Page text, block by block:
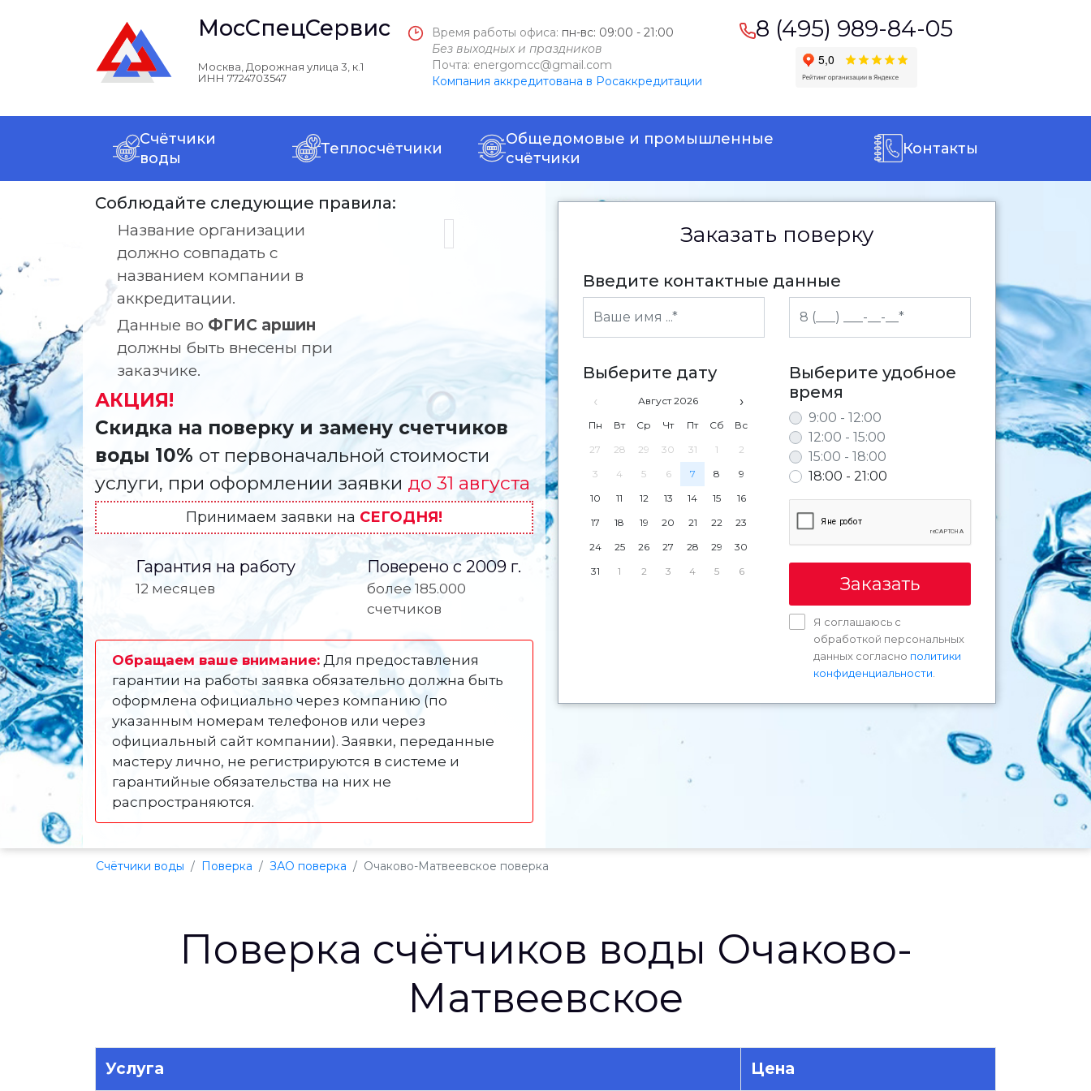
МосСпецСервис
Москва, Дорожная улица 3, к.1
ИНН 7724703547
Время работы офиса: пн-вс: 09:00 - 21:00
Без выходных и праздников
Почта: energomcc@gmail.com
Компания аккредитована в Росаккредитации
8 (495) 989-84-05
Счётчики
воды
Теплосчётчики
Общедомовые и промышленные
счётчики
Контакты
Соблюдайте следующие правила:
Название организации
должно совпадать с
названием компании в
аккредитации.
Данные во ФГИС аршин
должны быть внесены при
заказчике.
АКЦИЯ!
Скидка на поверку и замену счетчиков
воды 10% от первоначальной стоимости
услуги, при оформлении заявки до 31 августа
Принимаем заявки на СЕГОДНЯ!
Гарантия на работу
12 месяцев
Поверено с 2009 г.
более 185.000
счетчиков
Обращаем ваше внимание: Для предоставления
гарантии на работы заявка обязательно должна быть
оформлена официально через компанию (по
указанным номерам телефонов или через
официальный сайт компании). Заявки, переданные
мастеру лично, не регистрируются в системе и
гарантийные обязательства на них не
распространяются.
Заказать поверку
Введите контактные данные
Выберите дату
‹ Август 2026 ›
Пн Вт Ср Чт Пт Сб
Вс
27
28 29 30 31 1
2
3
4 5 6 7 8
9
10
11 12 13 14 15
16
17
18 19 20 21 22
23
24
25 26 27 28 29
30
31
1 2 3 4 5 6
Выберите удобное
время
9:00 - 12:00
12:00 - 15:00
15:00 - 18:00
18:00 - 21:00
Заказать
Я соглашаюсь с
обработкой персональных
данных согласно политики
конфиденциальности
Счётчики воды Поверка ЗАО поверка Очаково-Матвеевское поверка
Поверка счётчиков воды Очаково-
Матвеевское
Услуга Цена